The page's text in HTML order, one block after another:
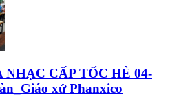
CẤP TỐC HÈ 04-
xứ Phanxico